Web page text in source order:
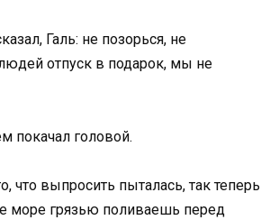
Галь: не позорься, не
отпуск в подарок, мы не
покачал головой.
что выпросить пыталась, так теперь
море грязью поливаешь перед